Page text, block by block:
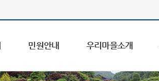
민원안내 우리마을소개